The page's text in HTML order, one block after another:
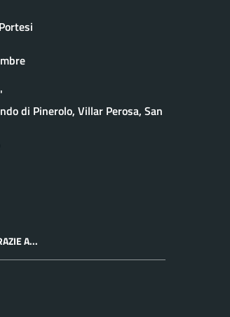
Portesi
di Pinerolo, Villar Perosa, San
A...